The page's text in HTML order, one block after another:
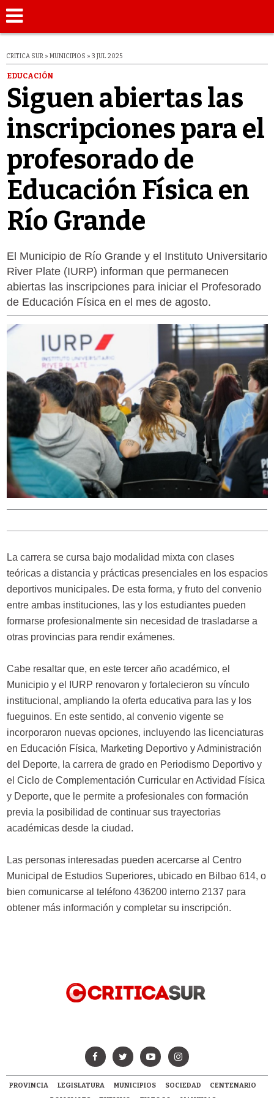
CRITICA SUR » MUNICIPIOS » 3 JUL 2025
EDUCACIÓN
Siguen abiertas las
inscripciones para el
profesorado de
Educación Física en
Río Grande
El Municipio de Río Grande y el Instituto Universitario
River Plate (IURP) informan que permanecen
abiertas las inscripciones para iniciar el Profesorado
de Educación Física en el mes de agosto.
La carrera se cursa bajo modalidad mixta con clases
teóricas a distancia y prácticas presenciales en los espacios
deportivos municipales. De esta forma, y fruto del convenio
entre ambas instituciones, las y los estudiantes pueden
formarse profesionalmente sin necesidad de trasladarse a
otras provincias para rendir exámenes.
Cabe resaltar que, en este tercer año académico, el
Municipio y el IURP renovaron y fortalecieron su vínculo
institucional, ampliando la oferta educativa para las y los
fueguinos. En este sentido, al convenio vigente se
incorporaron nuevas opciones, incluyendo las licenciaturas
en Educación Física, Marketing Deportivo y Administración
del Deporte, la carrera de grado en Periodismo Deportivo y
el Ciclo de Complementación Curricular en Actividad Física
y Deporte, que le permite a profesionales con formación
previa la posibilidad de continuar sus trayectorias
académicas desde la ciudad.
Las personas interesadas pueden acercarse al Centro
Municipal de Estudios Superiores, ubicado en Bilbao 614, o
bien comunicarse al teléfono 436200 interno 2137 para
obtener más información y completar su inscripción.
PROVINCIA LEGISLATURA MUNICIPIOS SOCIEDAD
CENTENARIO